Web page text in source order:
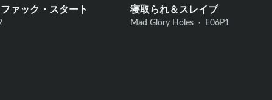
ァック・スタート 寝取られ＆スレイブ
Mad Glory Holes · E06P1